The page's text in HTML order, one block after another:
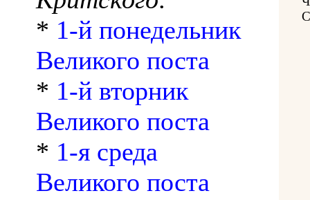
* 1-й понедельник
Великого поста
* 1-й вторник
Великого поста
* 1-я среда
Великого поста